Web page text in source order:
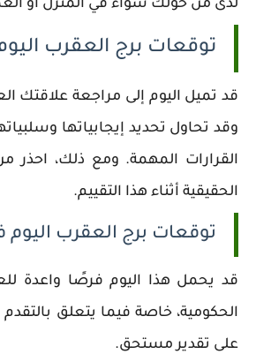
لدى من حولك سواء في المنزل أو
توقعات برج العقرب
قد تميل اليوم إلى مراجعة علاقتك
وقد تحاول تحديد إيجابياتها
القرارات المهمة. ومع ذلك،
الحقيقية أثناء هذا التقييم.
توقعات برج العقرب
قد يحمل هذا اليوم فرصًا واعدة
الحكومية، خاصة فيما يتعلق
على تقدير مستحق.